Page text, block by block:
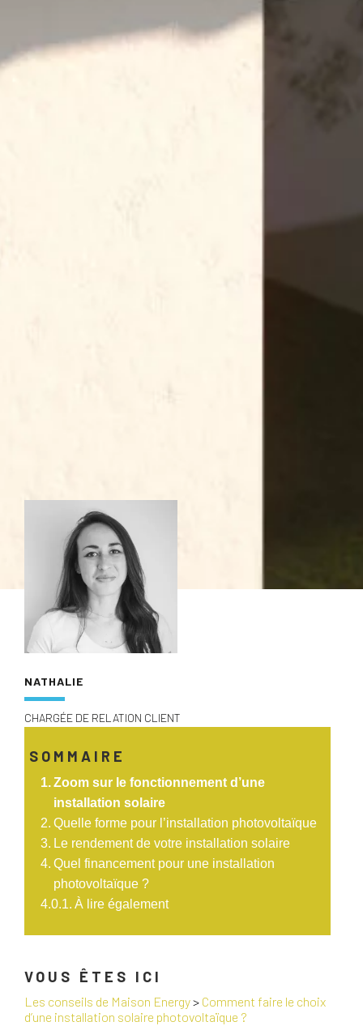
NATHALIE
CHARGÉE DE RELATION CLIENT
SOMMAIRE
Zoom sur le fonctionnement d’une
installation solaire
Quelle forme pour l’installation photovoltaïque
Le rendement de votre installation solaire
Quel financement pour une installation
photovoltaïque ?
À lire également
VOUS ÊTES ICI
Les conseils de Maison Energy> Comment faire le choix
d’une installation solaire photovoltaïque ?